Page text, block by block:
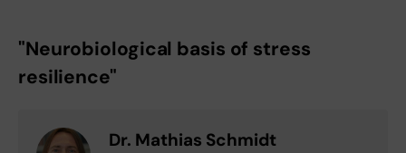
"Neurobiological basis of stress
resilience"
Dr. Mathias Schmidt